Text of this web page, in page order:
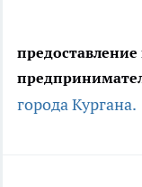
города Кургана.